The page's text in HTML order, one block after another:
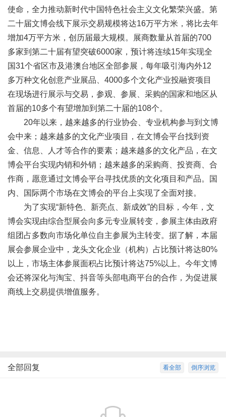
使命，全力推动新时代中国特色社会主义文化繁荣兴盛。第
二十届文博会线下展示交易规模将达16万平方米，将比去年
增加4万平方米，创历届最大规模。展商数量从首届的700
多家到第二十届有望突破6000家，预计将连续15年实现全
国31个省区市及港澳台地区全部参展，每年吸引海内外12
多万种文化创意产业展品、4000多个文化产业投融资项目
在现场进行展示与交易，参观、参展、采购的国家和地区从
首届的10多个有望增加到第二十届的108个。
20年以来，越来越多的行业协会、专业机构参与到文博
会中来；越来越多的文化产业项目，在文博会平台找到资
金、信息、人才等合作的要素；越来越多的文化产品，在文
博会平台实现内销和外销；越来越多的采购商、投资商、合
作商，愿意通过文博会平台寻找优质的文化项目和产品。国
内、国际两个市场在文博会的平台上实现了全面对接。
为了实现“新特色、新亮点、新成效”的目标，今年，文
博会实现由综合型展会向多元专业展转变，参展主体由政府
组团占多数向市场化单位自主参展为主转变。据了解，本届
展会参展企业中，龙头文化企业（机构）占比预计将达80%
以上，市场主体参展面积占比预计将达75%以上。今年文博
会还将深化与淘宝、抖音等头部电商平台的合作，为促进展
商线上交易提供增值服务。
倒序浏览
看全部
全部回复